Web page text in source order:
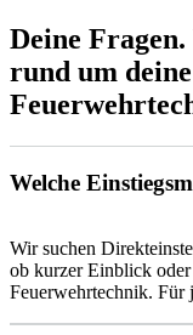
Deine
rund um
Welche
Wir suchen
ob kurzer Einblick
Feuerwehrtechnik. Für